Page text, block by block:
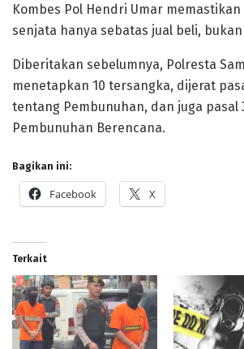
Kombes Pol Hendri Umar
senjata hanya sebatas jual beli,
Diberitakan sebelumnya, Polresta
menetapkan 10 tersangka, dijerat
tentang Pembunuhan, dan juga pasal
Pembunuhan Berencana.
Bagikan ini:
Facebook X
Terkait